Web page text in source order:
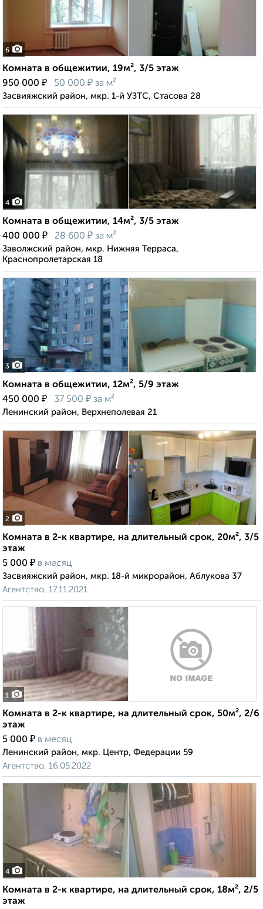
6
Комната в общежитии, 19м², 3/5 этаж
950 000 ₽ 50 000 ₽ за м²
Засвияжский район, мкр. 1-й УЗТС, Стасова 28
4
Комната в общежитии, 14м², 3/5 этаж
400 000 ₽ 28 600 ₽ за м²
Заволжский район, мкр. Нижняя Терраса,
Краснопролетарская 18
3
Комната в общежитии, 12м², 5/9 этаж
450 000 ₽ 37 500 ₽ за м²
Ленинский район, Верхнеполевая 21
2
Комната в 2-к квартире, на длительный срок, 20м², 3/5
этаж
5 000 ₽ в месяц
Засвияжский район, мкр. 18-й микрорайон, Аблукова 37
Агентство, 17.11.2021
1
Комната в 2-к квартире, на длительный срок, 50м², 2/6
этаж
5 000 ₽ в месяц
Ленинский район, мкр. Центр, Федерации 59
Агентство, 16.05.2022
4
Комната в 2-к квартире, на длительный срок, 18м², 2/5
этаж